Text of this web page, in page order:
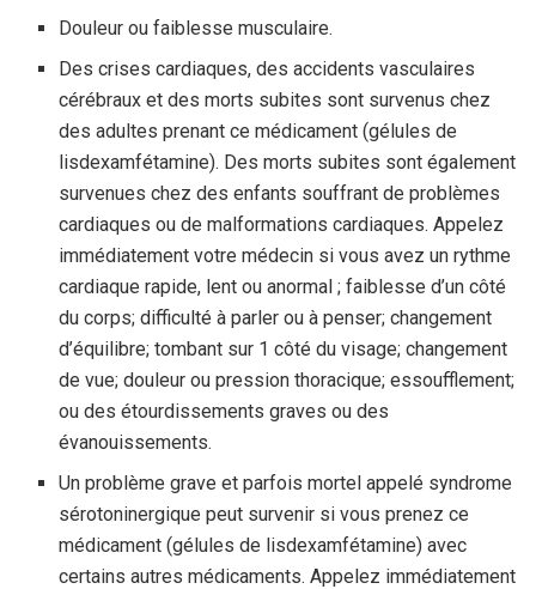
Douleur ou faiblesse musculaire.
Des crises cardiaques, des accidents vasculaires
cérébraux et des morts subites sont survenus chez
des adultes prenant ce médicament (gélules de
lisdexamfétamine). Des morts subites sont également
survenues chez des enfants souffrant de problèmes
cardiaques ou de malformations cardiaques. Appelez
immédiatement votre médecin si vous avez un rythme
cardiaque rapide, lent ou anormal ; faiblesse d’un côté
du corps; difficulté à parler ou à penser; changement
d’équilibre; tombant sur 1 côté du visage; changement
de vue; douleur ou pression thoracique; essoufflement;
ou des étourdissements graves ou des
évanouissements.
Un problème grave et parfois mortel appelé syndrome
sérotoninergique peut survenir si vous prenez ce
médicament (gélules de lisdexamfétamine) avec
certains autres médicaments. Appelez immédiatement